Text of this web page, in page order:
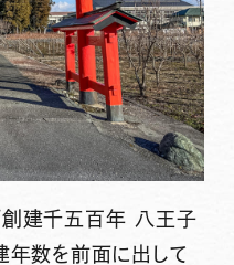
創建千五百年 八王子
年数を前面に出して